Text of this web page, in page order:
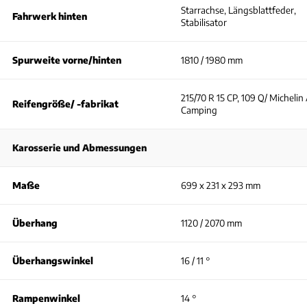
Fahrwerk hinten
Starrachse, Längsblattfeder,
Stabilisator
Spurweite vorne/hinten 1810 / 1980 mm
Reifengröße/ -fabrikat
215/70 R 15 CP, 109 Q/
Camping
Karosserie und Abmessungen
Maße 699 x 231 x 293 mm
Überhang 1120 / 2070 mm
Überhangswinkel 16 / 11 °
Rampenwinkel 14 °